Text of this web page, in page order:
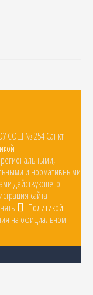
СОШ № 254 Санкт-
и нормативными
действующего
сайта
Политикой
на официальном